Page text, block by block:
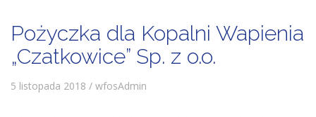
Pożyczka dla Kopalni Wapienia
„Czatkowice” Sp. z o.o.
5 listopada 2018 / wfosAdmin